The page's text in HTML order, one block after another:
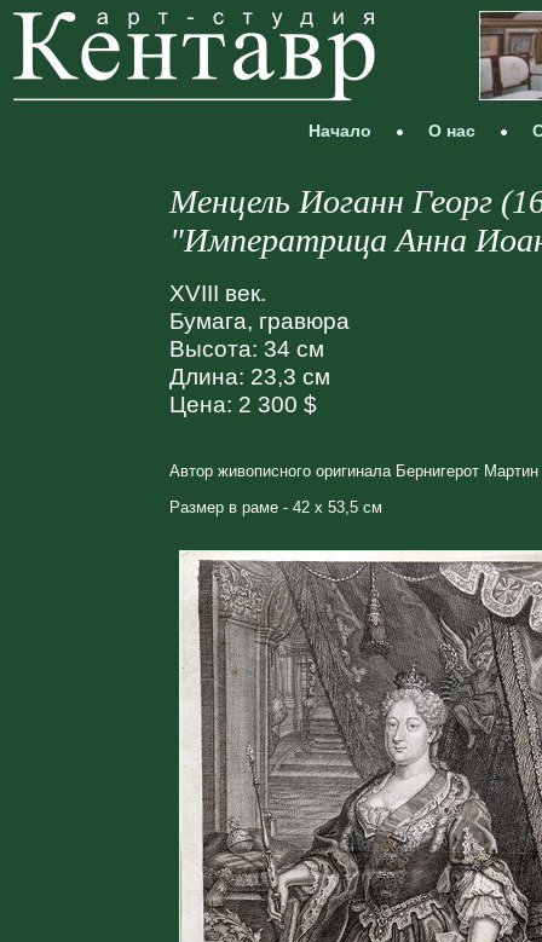
Начало О нас
Менцель Иоганн Георг
"Императрица Анна
XVIII век.
Бумага, гравюра
Высота: 34 см
Длина: 23,3 см
Цена: 2 300 $
Автор живописного оригинала Бернигерот Мартин
Размер в раме - 42 х 53,5 см